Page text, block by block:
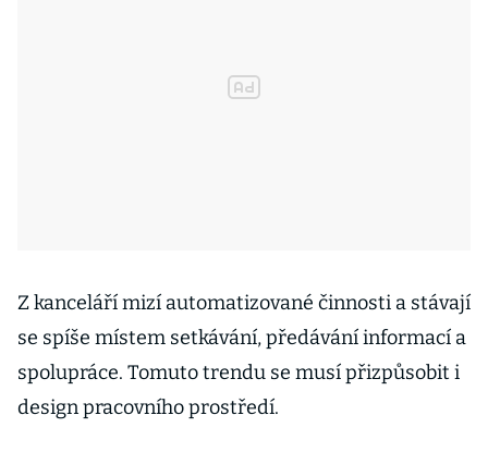
Z kanceláří mizí automatizované činnosti a stávají
se spíše místem setkávání, předávání informací a
spolupráce. Tomuto trendu se musí přizpůsobit i
design pracovního prostředí.